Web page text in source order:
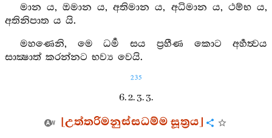
මාන ය, ඔමාන ය, අතිමාන ය, අධිමාන ය, ථම්භ ය,
අතිනිපාත ය යි.
මහණෙනි, මෙ ධර්‍ම සය ප්‍රහීණ කොට අර්‍හත්‍වය
සාක්‍ෂාත් කරන්නට භව්‍ය වෙයි.
235
6. 2. 3. 3.
[උත්තරිමනුස්සධම්ම සූත්‍රය]